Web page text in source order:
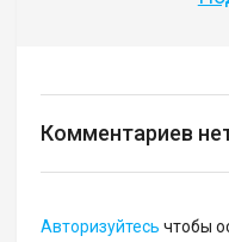
Комментариев
Авторизуйтесь чтобы